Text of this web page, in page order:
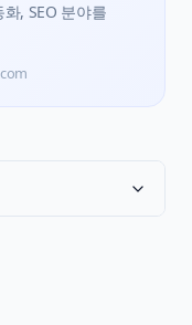
, SEO 분야를